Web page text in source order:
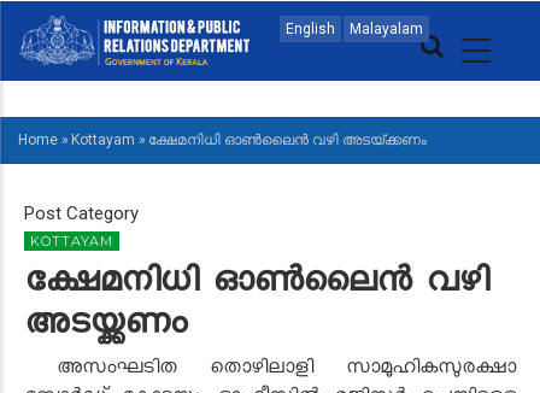
main
English Malayalam
MAIN
NAVIGATION
MALAYALAM
BREADCRUMB
Home » Kottayam » ക്ഷേമനിധി ഓൺലൈൻ വഴി അടയ്ക്കണം
Post Category
KOTTAYAM
ക്ഷേമനിധി ഓൺലൈൻ വഴി
അടയ്ക്കണം
അസംഘടിത തൊഴിലാളി സാമൂഹികസുരക്ഷാ